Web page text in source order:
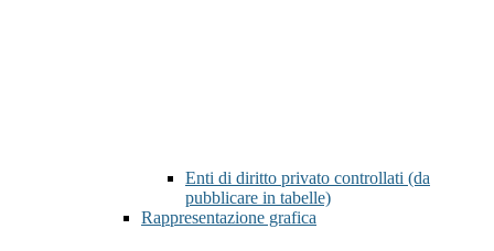
Enti di diritto privato controllati (da
pubblicare in tabelle)
Rappresentazione grafica